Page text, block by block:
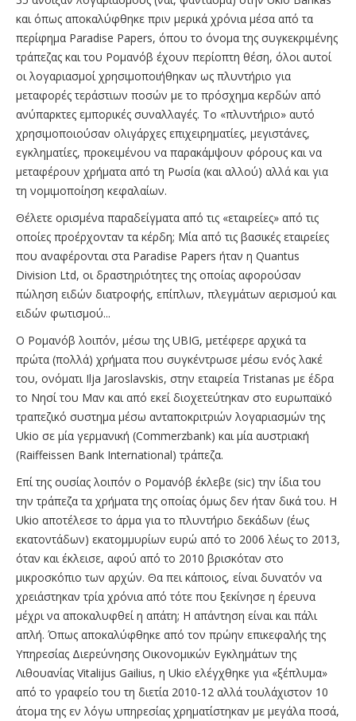
και όπως αποκαλύφθηκε πριν μερικά χρόνια μέσα από τα
περίφημα Paradise Papers, όπου το όνομα της συγκεκριμένης
τράπεζας και του Ρομανόβ έχουν περίοπτη θέση, όλοι αυτοί
οι λογαριασμοί χρησιμοποιήθηκαν ως πλυντήριο για
μεταφορές τεράστιων ποσών με το πρόσχημα κερδών από
ανύπαρκτες εμπορικές συναλλαγές. Το «πλυντήριο» αυτό
χρησιμοποιούσαν ολιγάρχες επιχειρηματίες, μεγιστάνες,
εγκληματίες, προκειμένου να παρακάμψουν φόρους και να
μεταφέρουν χρήματα από τη Ρωσία (και αλλού) αλλά και για
τη νομιμοποίηση κεφαλαίων.
Θέλετε ορισμένα παραδείγματα από τις «εταιρείες» από τις
οποίες προέρχονταν τα κέρδη; Μία από τις βασικές εταιρείες
που αναφέρονται στα Paradise Papers ήταν η Quantus
Division Ltd, οι δραστηριότητες της οποίας αφορούσαν
πώληση ειδών διατροφής, επίπλων, πλεγμάτων αερισμού και
ειδών φωτισμού...
Ο Ρομανόβ λοιπόν, μέσω της UBIG, μετέφερε αρχικά τα
πρώτα (πολλά) χρήματα που συγκέντρωσε μέσω ενός λακέ
του, ονόματι Ilja Jaroslavskis, στην εταιρεία Tristanas με έδρα
το Νησί του Μαν και από εκεί διοχετεύτηκαν στο ευρωπαϊκό
τραπεζικό συστημα μέσω ανταποκριτριών λογαριασμών της
Ukio σε μία γερμανική (Commerzbank) και μία αυστριακή
(Raiffeissen Bank International) τράπεζα.
Επί της ουσίας λοιπόν ο Ρομανόβ έκλεβε (sic) την ίδια του
την τράπεζα τα χρήματα της οποίας όμως δεν ήταν δικά του. Η
Ukio αποτέλεσε το άρμα για το πλυντήριο δεκάδων (έως
εκατοντάδων) εκατομμυρίων ευρώ από το 2006 λέως το 2013,
όταν και έκλεισε, αφού από το 2010 βρισκόταν στο
μικροσκόπιο των αρχών. Θα πει κάποιος, είναι δυνατόν να
χρειάστηκαν τρία χρόνια από τότε που ξεκίνησε η έρευνα
μέχρι να αποκαλυφθεί η απάτη; Η απάντηση είναι και πάλι
απλή. Όπως αποκαλύφθηκε από τον πρώην επικεφαλής της
Υπηρεσίας Διερεύνησης Οικονομικών Εγκλημάτων της
Λιθουανίας Vitalijus Gailius, η Ukio ελέγχθηκε για «ξέπλυμα»
από το γραφείο του τη διετία 2010-12 αλλά τουλάχιστον 10
άτομα της εν λόγω υπηρεσίας χρηματίστηκαν με μεγάλα ποσά,